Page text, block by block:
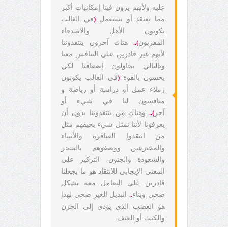
عليه ولأنهم يرون فينا إمكانيات أكبر
مما نعتقد أو نستعمل(في الغالب
يكونون الأهل والاصدقاء
المقربون).. هناك آخرون ينتقدوننا
لأنهم غير قادرين على التنافس معنا
وبالتالي يحاولون إضعافنا لكي
يحسون بالقوة(في الغالب يكونون
زملاء عمل أو دراسة أو رياضة و
منافسون لنا في شيء أو
آخر ).. وهناك من ينتقدوننا بدون أن
يعرفونا لأننا نمثل شيء يخيفهم مثل
من انتقدوا العباقرة والأنبياء
والمخترعين ووصفوهم بالسحر
والشعوذة والجنون، التركيز على
المعنى الإيجابي للانتقاد هو ما يجعلنا
قادرين على التعامل معه بشكل
صحي وبناء..البديل الغير صحي لهذا
هو الغضب الذي يؤدي إلى الحزن
والكبت أو العنف.